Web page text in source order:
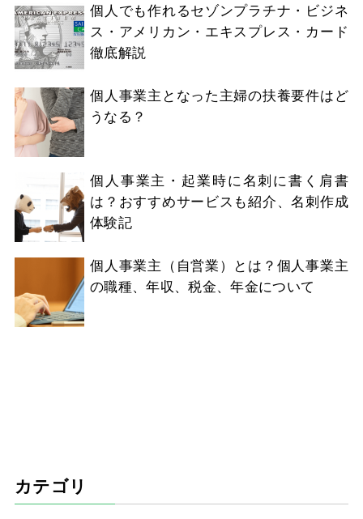
個人でも作れるセゾンプラチナ・ビジネ
ス・アメリカン・エキスプレス・カード
徹底解説
個人事業主となった主婦の扶養要件はど
うなる？
個人事業主・起業時に名刺に書く肩書
は？おすすめサービスも紹介、名刺作成
体験記
個人事業主（自営業）とは？個人事業主
の職種、年収、税金、年金について
カテゴリ